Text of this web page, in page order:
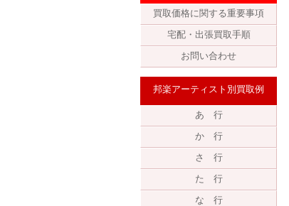
買取価格に関する重要事項
宅配・出張買取手順
お問い合わせ
邦楽アーティスト別買取例
あ 行
か 行
さ 行
た 行
な 行